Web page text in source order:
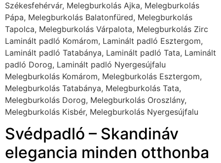
Székesfehérvár, Melegburkolás Ajka, Melegburkolás
Pápa, Melegburkolás Balatonfüred, Melegburkolás
Tapolca, Melegburkolás Várpalota, Melegburkolás Zirc
Laminált padló Komárom, Laminált padló Esztergom,
Laminált padló Tatabánya, Laminált padló Tata, Laminált
padló Dorog, Laminált padló Nyergesújfalu
Melegburkolás Komárom, Melegburkolás Esztergom,
Melegburkolás Tatabánya, Melegburkolás Tata,
Melegburkolás Dorog, Melegburkolás Oroszlány,
Melegburkolás Kisbér, Melegburkolás Nyergesújfalu
Svédpadló – Skandináv
elegancia minden otthonba